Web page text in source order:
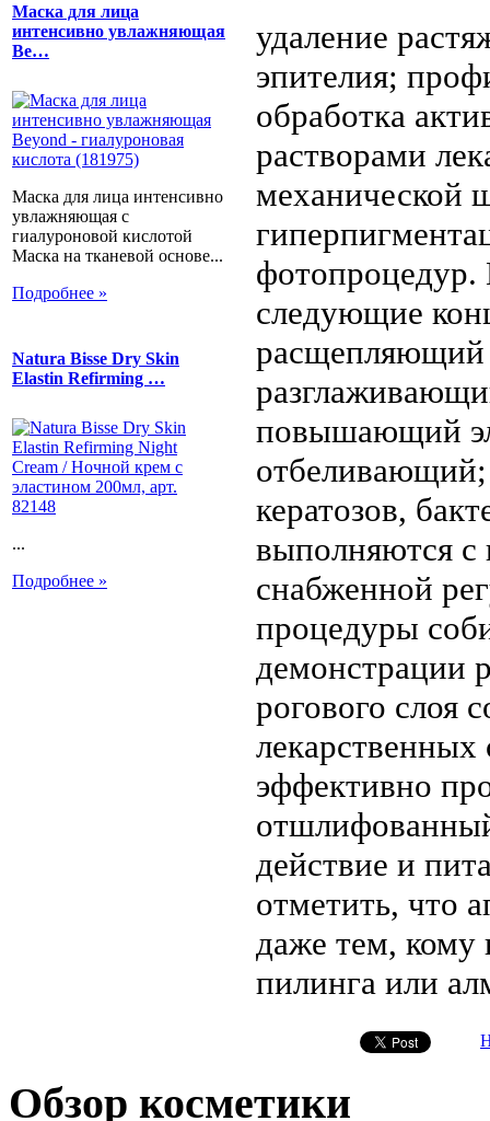
Маска для лица
интенсивно увлажняющая
Be…
Маска для лица интенсивно
увлажняющая с
гиалуроновой кислотой
Маска на тканевой основе...
Подробнее »
Natura Bisse Dry Skin
Elastin Refirming …
...
Подробнее »
удаление
эпителия;
обработка
растворами
механической
фотопроцедур.
следующие
расщепляющий
повышающий
отбеливающий;
кератозов,
выполняются с
снабженной
процедуры
демонстрации
рогового слоя
лекарственных
эффективно
действие и
отметить, что
даже тем, кому
пилинга или
Обзор косметики